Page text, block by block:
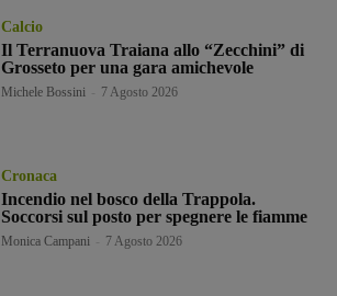
Calcio
Il Terranuova Traiana allo “Zecchini” di
Grosseto per una gara amichevole
Michele Bossini 7 Agosto 2026
Cronaca
Incendio nel bosco della Trappola.
Soccorsi sul posto per spegnere le fiamme
Monica Campani 7 Agosto 2026